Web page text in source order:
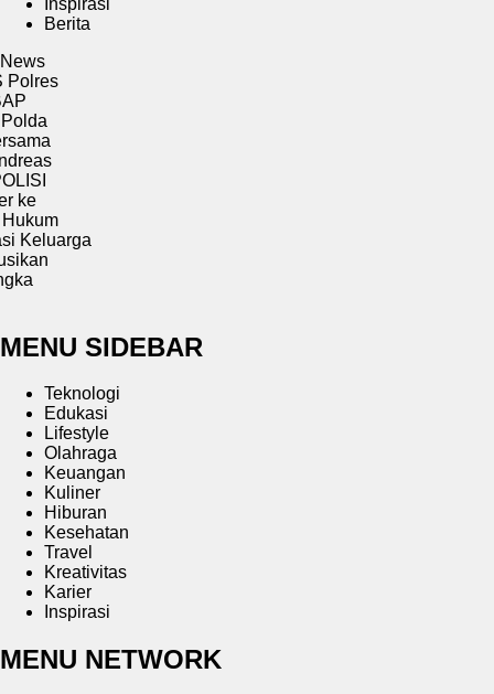
Inspirasi
Berita
News
MENU SIDEBAR
Teknologi
Edukasi
Lifestyle
Olahraga
Keuangan
Kuliner
Hiburan
Kesehatan
Travel
Kreativitas
Karier
Inspirasi
MENU NETWORK